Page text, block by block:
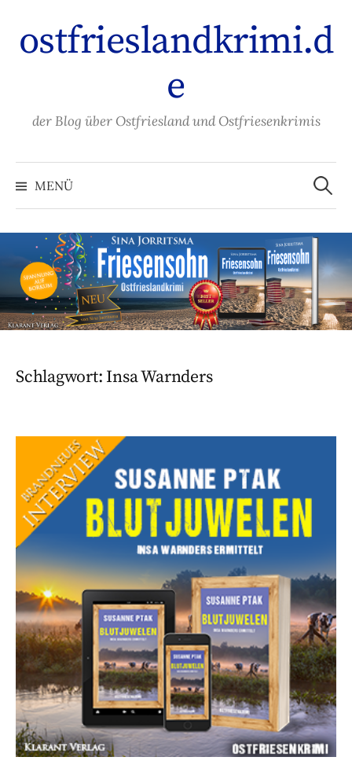
Inhalt
überspringen
ostfrieslandkrimi.d
e
der Blog über Ostfriesland und Ostfriesenkrimis
MENÜ
Suchen
nach:
Schlagwort: Insa Warnders